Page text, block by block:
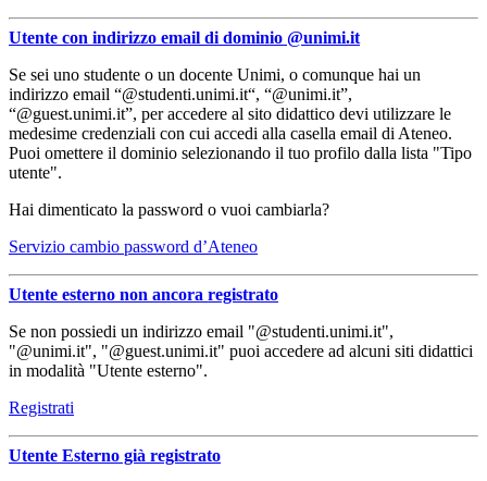
Utente con indirizzo email di dominio @unimi.it
Se sei uno studente o un docente Unimi, o comunque hai un
indirizzo email “@studenti.unimi.it“, “@unimi.it”,
“@guest.unimi.it”, per accedere al sito didattico devi utilizzare le
medesime credenziali con cui accedi alla casella email di Ateneo.
Puoi omettere il dominio selezionando il tuo profilo dalla lista "Tipo
utente".
Hai dimenticato la password o vuoi cambiarla?
Servizio cambio password d’Ateneo
Utente esterno non ancora registrato
Se non possiedi un indirizzo email "@studenti.unimi.it",
"@unimi.it", "@guest.unimi.it" puoi accedere ad alcuni siti didattici
in modalità "Utente esterno".
Registrati
Utente Esterno già registrato